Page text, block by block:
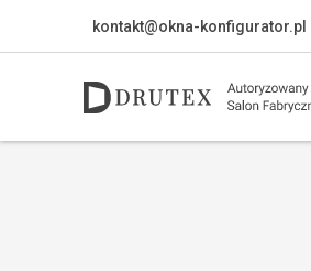
kontakt@okna-konfigurator.pl